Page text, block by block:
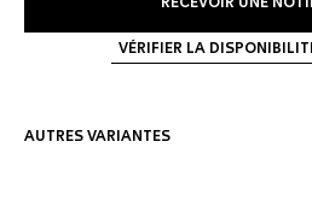
RECEVOIR UNE
VÉRIFIER LA
AUTRES VARIANTES